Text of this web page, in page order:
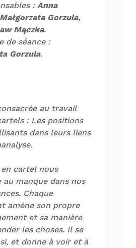
: Anna
Gorzula,
Mączka.
de séance :
Gorzula.
au travail
: Les positions
dans leurs liens
cartel nous
manque dans nos
Chaque
amène son propre
et sa manière
les choses. Il se
et donne à voir et à